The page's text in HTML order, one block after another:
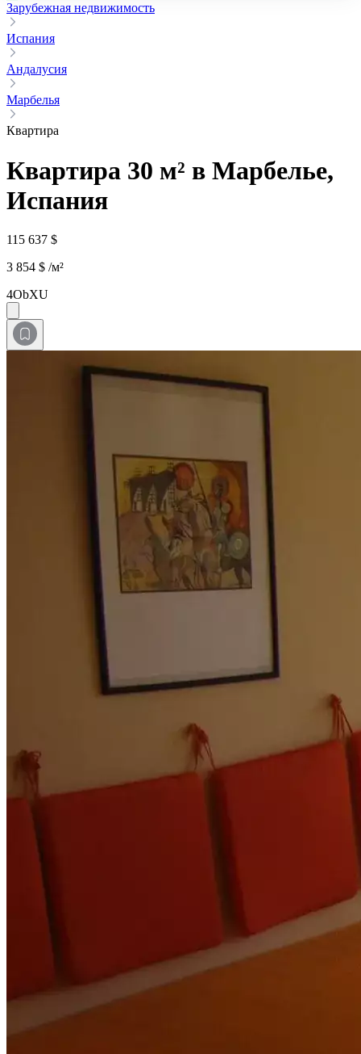
Зарубежная недвижимость
Испания
Андалусия
Марбелья
Квартира
Квартира 30 м² в Марбелье,
Испания
115 637 $
3 854 $ /м²
4ObXU